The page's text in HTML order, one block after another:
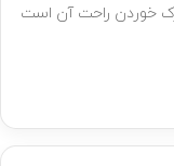
خوردن راحت آن است